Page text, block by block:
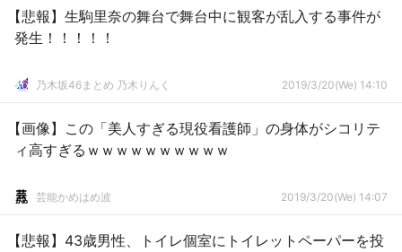
【悲報】生駒里奈の舞台で舞台中に観客が乱入する事件が
発生！！！！！
乃木坂46まとめ 乃木りんく 2019/3/20(We) 14:10
【画像】この「美人すぎる現役看護師」の身体がシコリテ
ィ高すぎるｗｗｗｗｗｗｗｗｗｗ
芸能かめはめ波 2019/3/20(We) 14:07
【悲報】43歳男性、トイレ個室にトイレットペーパーを投